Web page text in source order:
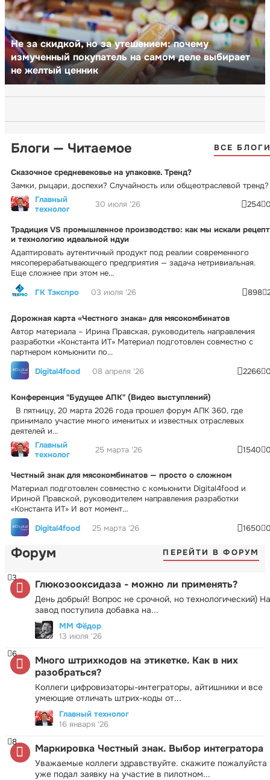
Не за скидкой, но за утешением: почему
измученный покупатель на самом деле выбирает
не желтый ценник
Блоги — Читаемое ВСЕ
Сказочное средневековье на упаковке. Тренд?
Замки, рыцари, доспехи? Случайность или общеотраслевой тренд?
Главный
технолог
30 июля '26 254
Традиция VS промышленное производство: как мы искали рецепт
и технологию идеальной ндуи
Адаптировать аутентичный продукт под реалии современного
мясоперерабатывающего предприятия — задача нетривиальная.
Еще сложнее при этом не...
ГК Тэкспро
03 июля '26 898
Дорожная карта «Честного знака» для мясокомбинатов
Автор материала – Ирина Правская, руководитель направления
разработки «Константа ИТ» Материал подготовлен совместно с
партнером комьюнити по...
Digital4food
08 апреля '26 2266
Конференция "Будущее АПК" (Видео выступлений)
В пятницу, 20 марта 2026 года прошел форум АПК 360, где
принимало участие много именитых и известных отраслевых
деятелей и...
Главный
технолог
25 марта '26 1540
Честный знак для мясокомбинатов — просто о сложном
Материал подготовлен совместно с комьюнити Digital4food и
Ириной Правской, руководителем направления разработки
«Константа ИТ» И вот момент...
Digital4food
25 марта '26 1650
Форум ПЕРЕЙТИ В ФОРУМ
Глюкозооксидаза - можно ли применять?
День добрый! Вопрос не срочной, но технологический) На
завод поступила добавка на...
3
ММ Фёдор
13 июля '26
Много штрихкодов на этикетке. Как в них
разобраться?
Коллеги цифровизаторы-интеграторы, айтишники и все
умеющие отличать штрих-коды от...
6
Главный технолог
16 января '26
Маркировка Честный знак. Выбор интегратора
Уважаемые коллеги здравствуйте. скажите пожалуйста
уже подал заявку на участие в пилотном...
8